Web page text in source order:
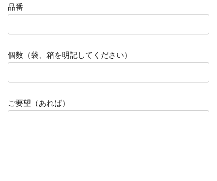
品番
個数（袋、箱を明記してください）
ご要望（あれば）